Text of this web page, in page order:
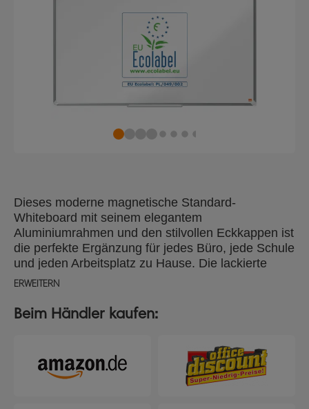
Dieses moderne magnetische Standard-
Whiteboard mit seinem elegantem
Aluminiumrahmen und den stilvollen Eckkappen ist
die perfekte Ergänzung für jedes Büro, jede Schule
und jeden Arbeitsplatz zu Hause. Die lackierte
Stahloberfläche bietet eine bessere
Markerrückstände und Flecken und
mittelgroße Whiteboard hat eine glatte Oberfläche,
die das Schreiben erleichtert und eine klare,
deutliche und auffällige Kommunikation für eine
ERWEITERN
Beim Händler kaufen: